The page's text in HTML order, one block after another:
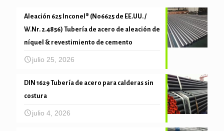
Aleación 625 Inconel® (N06625 de EE.UU. /
W.Nr. 2.4856) Tubería de acero de aleación de
níquel & revestimiento de cemento
julio 25, 2026
DIN 1629 Tubería de acero para calderas sin
costura
julio 4, 2026